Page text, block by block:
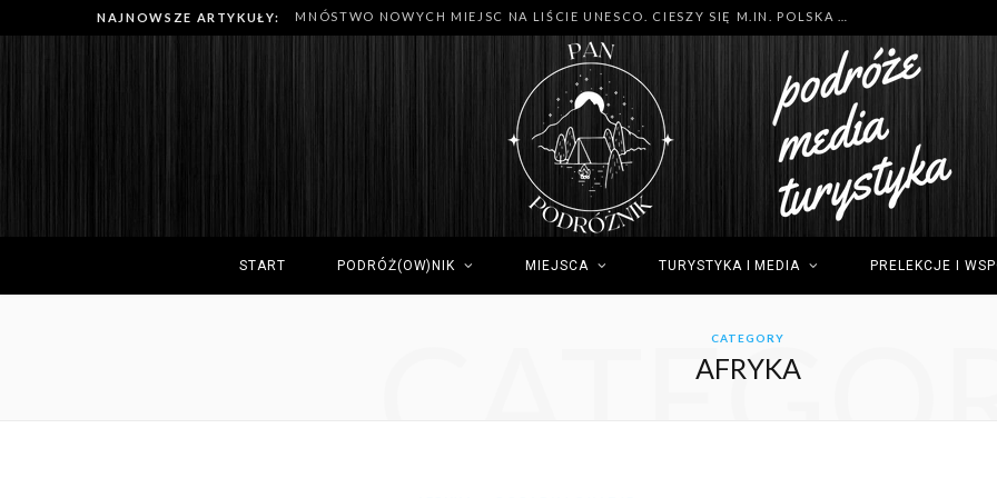
NAJNOWSZE ARTYKUŁY:
START PODRÓŻ(OW)NIK MIEJSCA TURYSTYKA I MEDIA PRELEKCJE I
CATEGORY
AFRYKA